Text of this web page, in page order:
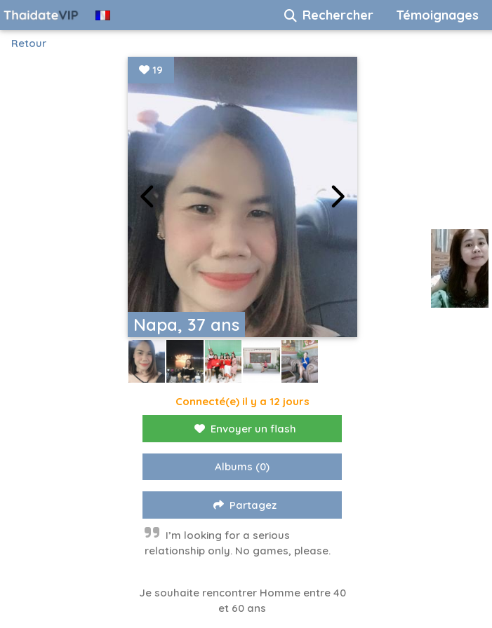
Rechercher Témoignages
Retour
Napa, 37 ans
19
Connecté(e) il y a 12 jours
Envoyer un flash
Albums (0)
Partagez
I’m looking for a serious
relationship only. No games, please.
Je souhaite rencontrer Homme entre 40
et 60 ans